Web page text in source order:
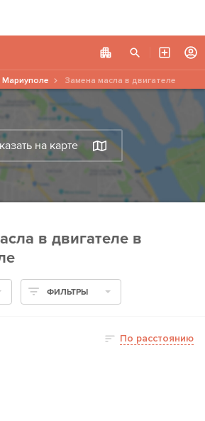
на карте
Мариуполе Замена масла в двигателе
в двигателе в
ФИЛЬТРЫ
По расстоянию